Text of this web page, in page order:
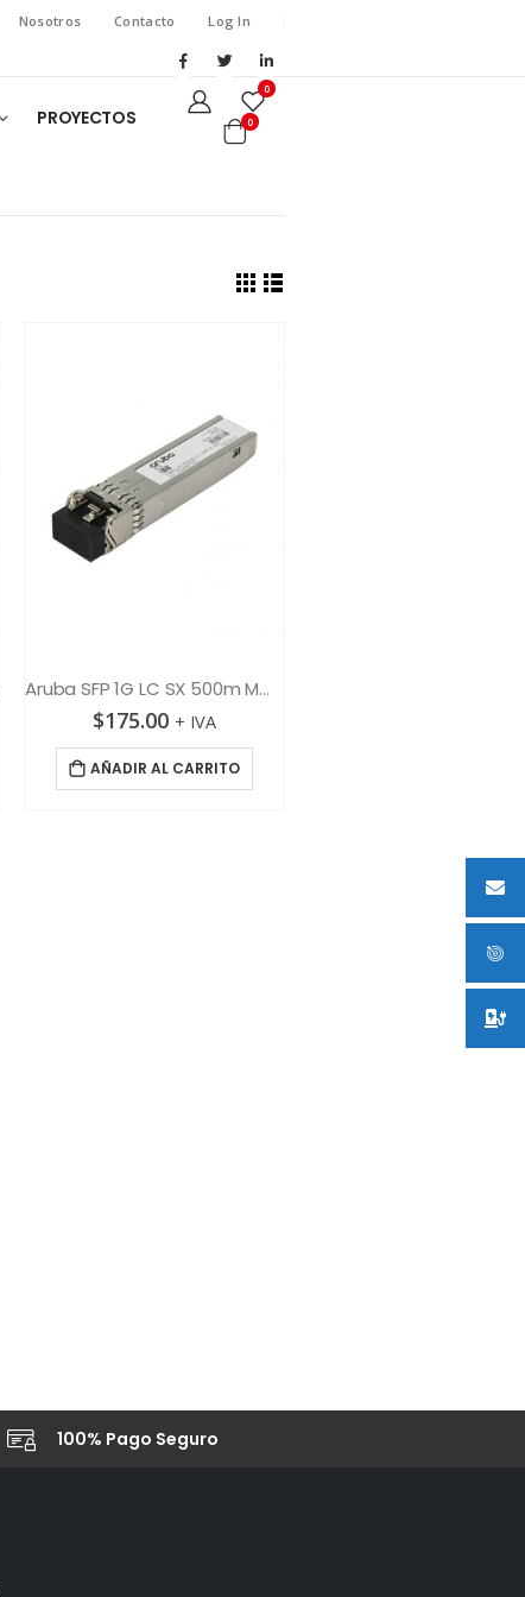
Nosotros Contacto Log In
PROYECTOS
0
0
Aruba SFP 1G LC SX 500m MMF XCVR
$175.00 + IVA
AÑADIR AL CARRITO
100% Pago Seguro